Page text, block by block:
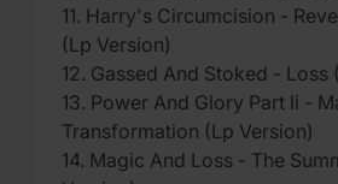
11. Harry's Circumcision -
(Lp Version)
12. Gassed And Stoked - Loss
13. Power And Glory Part Ii -
Transformation (Lp Version)
14. Magic And Loss - The